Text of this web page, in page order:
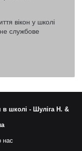
вікон у школі
службове
в школі - Шуліга Н. &
нас